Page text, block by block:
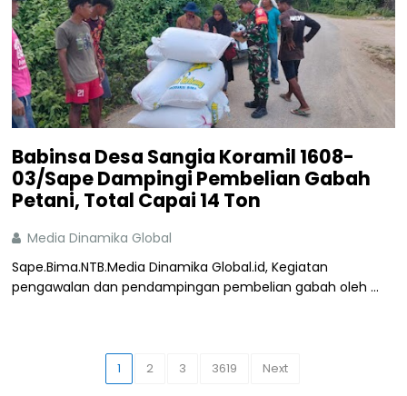
Babinsa Desa Sangia Koramil 1608-
03/Sape Dampingi Pembelian Gabah
Petani, Total Capai 14 Ton
Media Dinamika Global
Sape.Bima.NTB.Media Dinamika Global.id, Kegiatan
pengawalan dan pendampingan pembelian gabah oleh ...
1 2 3 3619 Next